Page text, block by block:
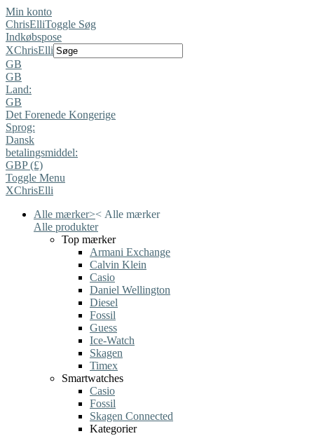
Min konto
ChrisElliToggle Søg
Indkøbspose
XChrisElli
GB
GB
Land:
GB
Det Forenede Kongerige
Sprog:
Dansk
betalingsmiddel:
GBP (£)
Toggle Menu
XChrisElli
Alle mærker>< Alle mærker
Alle produkter
Top mærker
Armani Exchange
Calvin Klein
Casio
Daniel Wellington
Diesel
Fossil
Guess
Ice-Watch
Skagen
Timex
Smartwatches
Casio
Fossil
Skagen Connected
Kategorier